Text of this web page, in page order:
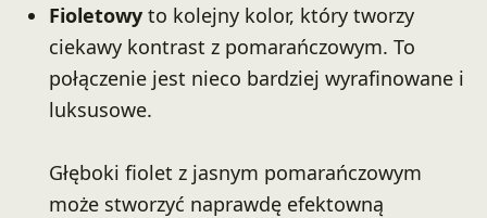
Fioletowyto kolejny kolor, który tworzy
ciekawy kontrast z pomarańczowym. To
połączenie jest nieco bardziej wyrafinowane i
luksusowe.
Głęboki fiolet z jasnym pomarańczowym
może stworzyć naprawdę efektowną